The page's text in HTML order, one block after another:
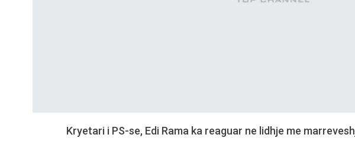
Kryetari i PS-se, Edi Rama ka reaguar ne lidhje me